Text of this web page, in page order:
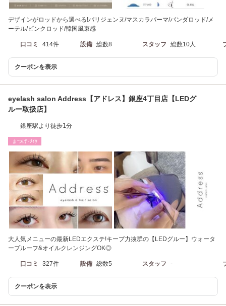
デザインがロッドから選べる!パリジェンヌ/マスカラパーマ/パンダロッド/メ
ーテル/ピンクロッド/韓国風束感
口コミ 414件 設備 総数8 スタッフ 総数10人
クーポンを表示
eyelash salon Address【アドレス】銀座4丁目店【LEDグ
ルー取扱店】
銀座駅より徒歩1分
まつげ･ﾒｲｸ
大人気メニューの最新LEDエクステ!キープ力抜群の【LEDグルー】ウォータ
ープルーフ&オイルクレンジングOK◎
口コミ 327件 設備 総数5 スタッフ -
クーポンを表示